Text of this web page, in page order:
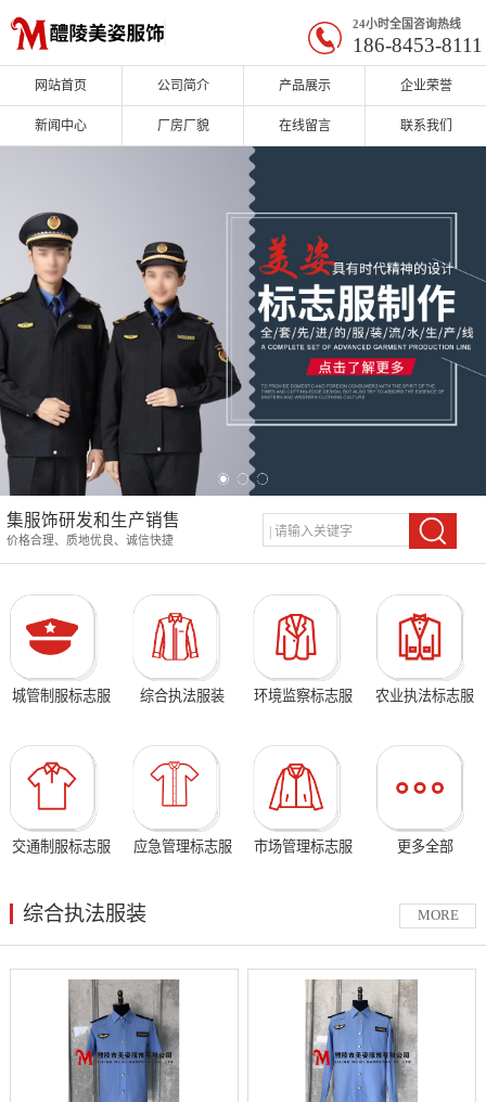
24小时全国咨询热线
186-8453-8111
网站首页 公司简介 产品展示 企业荣誉
新闻中心 厂房厂貌 在线留言 联系我们
集服饰研发和生产销售
价格合理、质地优良、诚信快捷
城管制服标志服 综合执法服装 环境监察标志服 农业执法标志服
交通制服标志服 应急管理标志服 市场管理标志服 更多全部
综合执法服装 MORE